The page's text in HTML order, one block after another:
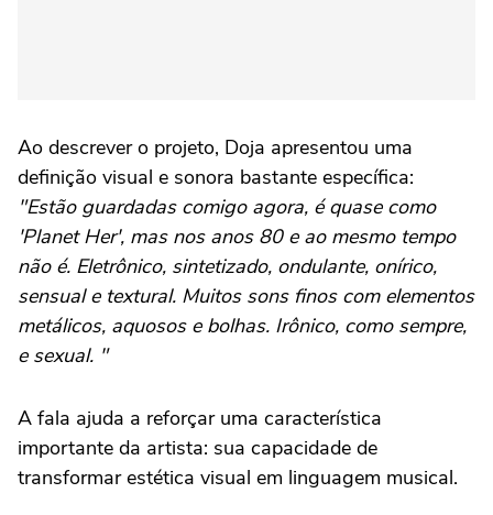
Ao descrever o projeto, Doja apresentou uma
definição visual e sonora bastante específica:
"Estão guardadas comigo agora, é quase como
'Planet Her', mas nos anos 80 e ao mesmo tempo
não é. Eletrônico, sintetizado, ondulante, onírico,
sensual e textural. Muitos sons finos com elementos
metálicos, aquosos e bolhas. Irônico, como sempre,
e sexual. "
A fala ajuda a reforçar uma característica
importante da artista: sua capacidade de
transformar estética visual em linguagem musical.